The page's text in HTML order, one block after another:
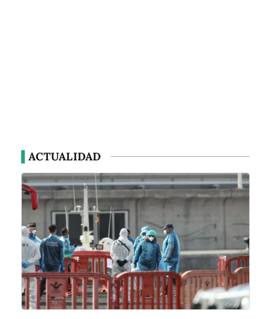
ACTUALIDAD